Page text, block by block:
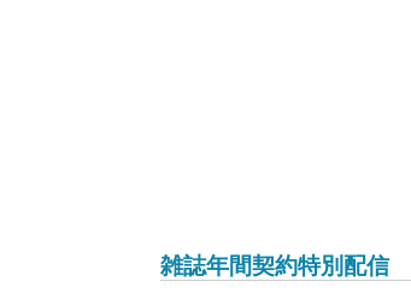
雑誌年間契約特別配信